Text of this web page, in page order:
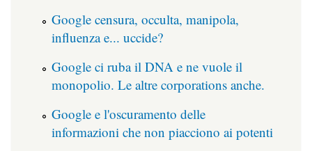
Google censura, occulta, manipola,
influenza e... uccide?
Google ci ruba il DNA e ne vuole il
monopolio. Le altre corporations anche.
Google e l'oscuramento delle
informazioni che non piacciono ai potenti